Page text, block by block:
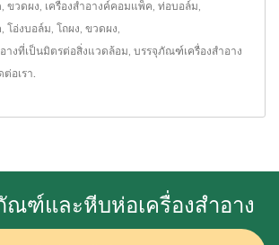
ขวดผง เครื่องสำอางค์คอมแพ็ค ท่อบอล์ม
โอ่งบอล์ม โถผง ขวดผง
างที่เป็นมิตรต่อสิ่งแวดล้อม บรรจุภัณฑ์เครื่องสำอาง
ต่อเรา
ฑ์และหีบห่อเครื่องสำอาง